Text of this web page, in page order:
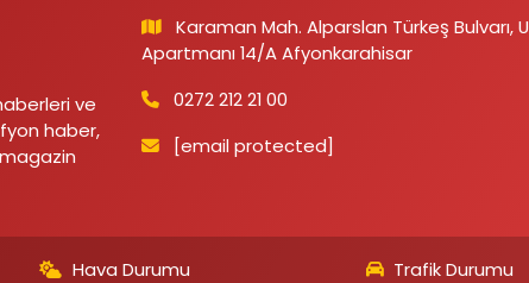
ve
haber,
Karaman Mah. Alparslan Türkeş Bulvarı,
Apartmanı 14/A Afyonkarahisar
0272 212 21 00
[email protected]
Hava Durumu Trafik Durumu